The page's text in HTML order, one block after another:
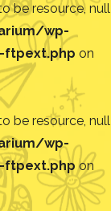
be resource, null
wp-
ftpext.php on
be resource, null
wp-
ftpext.php on